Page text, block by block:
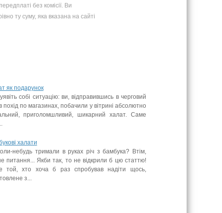
без комісії. Ви
ту суму, яка вказана на сайті
як подарунок
собі ситуацію: ви, відправившись в черговий
похід по магазинах, побачили у вітрині абсолютно
приголомшливий, шикарний халат. Саме
халати
небудь тримали в руках річ з бамбука? Втім,
питання... Якби так, то не відкрили б цю статтю!
той, хто хоча б раз спробував надіти щось,
з...